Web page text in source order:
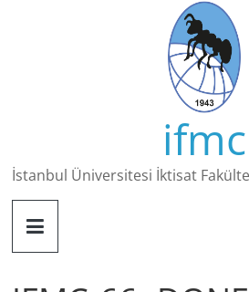
ifmc
İstanbul Üniversitesi İktisat